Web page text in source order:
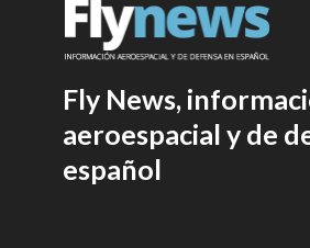
Fly News,
aeroespacial y de
español